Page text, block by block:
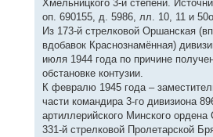
Хмельницкого 3-й степени.
оп. 690155, д. 5986, лл. 10, 11 и
Из 173-й стрелковой Оршанская
вдобавок Краснознамённая)
июля 1944 года по причине
обстановке контузии.
К февралю 1945 года –
части командира 3-го дивизиона
артиллерийского Минского ордена
331-й стрелковой Пролетарской